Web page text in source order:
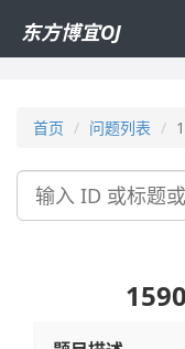
东方博宜OJ
首页 问题列表
搜